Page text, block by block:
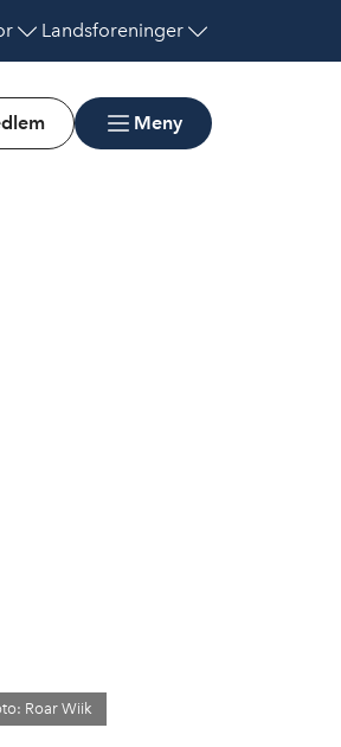
Landsforeninger
Meny
Roar Wiik